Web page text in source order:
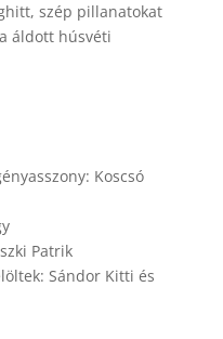
szép pillanatokat
áldott húsvéti
Koscsó
Patrik
Sándor Kitti és